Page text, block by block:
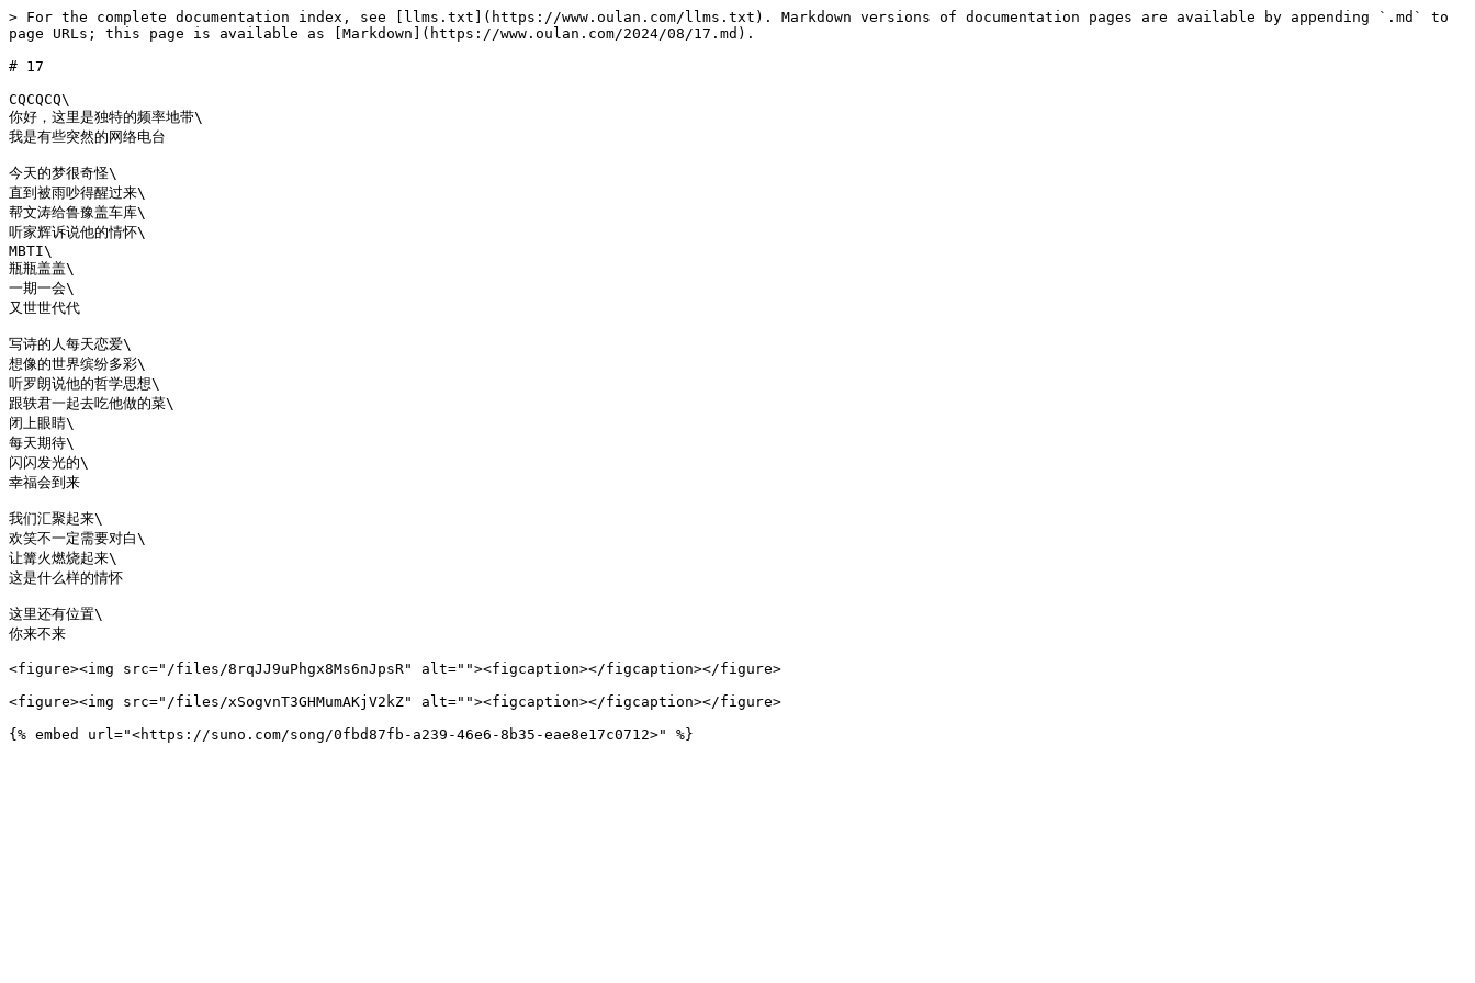
> For the complete documentation index, see [llms.txt](https://www.oulan.com/llms.txt). Markdown versions of documentation pages are available by appending `.md` to
page URLs; this page is available as [Markdown](https://www.oulan.com/2024/08/17.md).
# 17
CQCQCQ\
你好，这里是独特的频率地带\
我是有些突然的网络电台
今天的梦很奇怪\
直到被雨吵得醒过来\
帮文涛给鲁豫盖车库\
听家辉诉说他的情怀\
​MBTI\
瓶瓶盖盖\
一期一会\
又世世代代
写诗的人每天恋爱\
想像的世界缤纷多彩\
听罗朗说他的哲学思想\
跟轶君一起去吃他做的菜\
闭上眼睛​\
每天期待\
闪闪发光的\
幸福会到来​
我们汇聚起来\
欢笑不一定需要对白\
让篝火燃烧起来\
这是什么样的情怀
这里还有位置\
你来不来
<figure><img src="/files/8rqJJ9uPhgx8Ms6nJpsR" alt=""><figcaption></figcaption></figure>
<figure><img src="/files/xSogvnT3GHMumAKjV2kZ" alt=""><figcaption></figcaption></figure>